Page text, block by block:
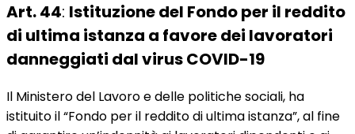
Art. 44: Istituzione del Fondo per il reddito
di ultima istanza a favore dei lavoratori
danneggiati dal virus COVID-19
Il Ministero del Lavoro e delle politiche sociali, ha
istituito il “Fondo per il reddito di ultima istanza”, al fine